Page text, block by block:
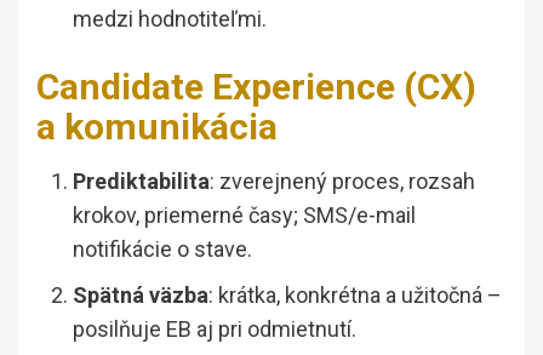
medzi hodnotiteľmi.
Candidate Experience (CX)
a komunikácia
Prediktabilita: zverejnený proces, rozsah
krokov, priemerné časy; SMS/e-mail
notifikácie o stave.
Spätná väzba: krátka, konkrétna a užitočná –
posilňuje EB aj pri odmietnutí.